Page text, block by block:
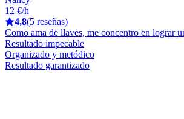
12 €/h
4,8(5 reseñas)
Como ama de llaves, me concentro en lograr
Resultado impecable
Organizado y metódico
Resultado garantizado